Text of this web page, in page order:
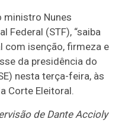
ministro Nunes
Federal (STF), “saiba
com isenção, firmeza e
da presidência do
nesta terça-feira, às
Corte Eleitoral.
de Dante Accioly